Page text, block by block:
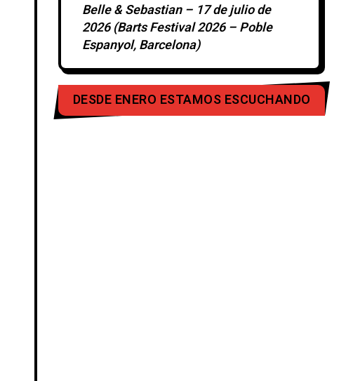
Belle & Sebastian – 17 de julio de
2026 (Barts Festival 2026 – Poble
Espanyol, Barcelona)
DESDE ENERO ESTAMOS ESCUCHANDO